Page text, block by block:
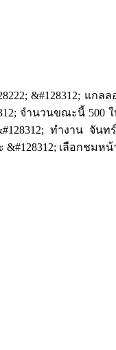
&#128312; แก
จำนวนขณะนี้ 500 ใ
ทำงาน จันท
&#128312; เลือกชม